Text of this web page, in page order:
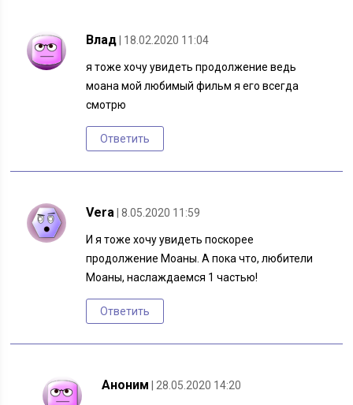
Влад | 18.02.2020 11:04
я тоже хочу увидеть продолжение ведь
моана мой любимый фильм я его всегда
смотрю
Ответить
Vera | 8.05.2020 11:59
И я тоже хочу увидеть поскорее
продолжение Моаны. А пока что, любители
Моаны, наслаждаемся 1 частью!
Ответить
Аноним | 28.05.2020 14:20